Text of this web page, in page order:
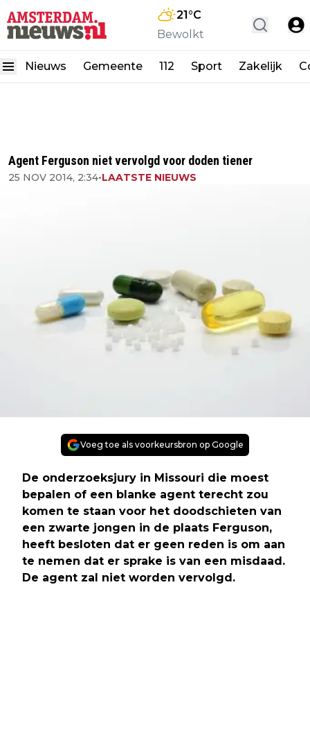
21°C
Bewolkt
Nieuws Gemeente 112 Sport Zakelijk
Agent Ferguson niet vervolgd voor doden tiener
25 NOV 2014, 2:34•LAATSTE NIEUWS
Voeg toe als voorkeursbron op Google
De onderzoeksjury in Missouri die moest
bepalen of een blanke agent terecht zou
komen te staan voor het doodschieten van
een zwarte jongen in de plaats Ferguson,
heeft besloten dat er geen reden is om aan
te nemen dat er sprake is van een misdaad.
De agent zal niet worden vervolgd.